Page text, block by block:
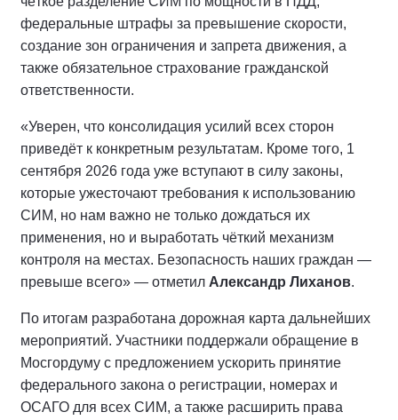
федеральные штрафы за превышение скорости,
создание зон ограничения и запрета движения, а
также обязательное страхование гражданской
ответственности.
«Уверен, что консолидация усилий всех сторон
приведёт к конкретным результатам. Кроме того, 1
сентября 2026 года уже вступают в силу законы,
которые ужесточают требования к использованию
СИМ, но нам важно не только дождаться их
применения, но и выработать чёткий механизм
контроля на местах. Безопасность наших граждан —
превыше всего» — отметил Александр Лиханов.
По итогам разработана дорожная карта дальнейших
мероприятий. Участники поддержали обращение в
Мосгордуму с предложением ускорить принятие
федерального закона о регистрации, номерах и
ОСАГО для всех СИМ, а также расширить права